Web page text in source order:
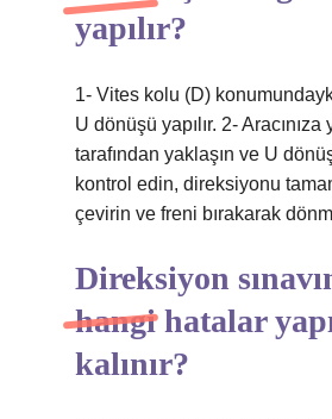
yapılır?
1- Vites kolu (D)
U dönüşü yapılır. 2-
tarafından yaklaşın ve U
kontrol edin, direksiyonu
çevirin ve freni bırakarak
Direksiyon
hangi hatalar
kalınır?